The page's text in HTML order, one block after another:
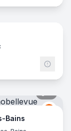
11
Bains